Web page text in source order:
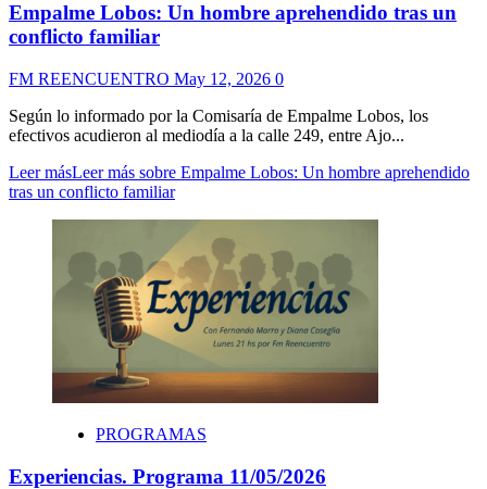
Empalme Lobos: Un hombre aprehendido tras un
conflicto familiar
FM REENCUENTRO May 12, 2026 0
Según lo informado por la Comisaría de Empalme Lobos, los
efectivos acudieron al mediodía a la calle 249, entre Ajo...
Leer másLeer más sobre Empalme Lobos: Un hombre aprehendido
tras un conflicto familiar
PROGRAMAS
Experiencias. Programa 11/05/2026